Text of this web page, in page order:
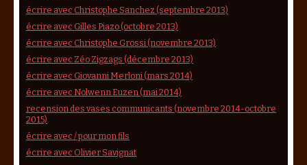
écrire avec Christophe Sanchez (septembre 2013)
écrire avec Gilles Piazo (octobre 2013)
écrire avec Christophe Grossi (novembre 2013)
écrire avec Zéo Zigzags (décembre 2013)
écrire avec Giovanni Merloni (mars 2014)
écrire avec Nolwenn Euzen (mai 2014)
recension des vases communicants (novembre 2014-octobre
2015)
écrire avec / pour mon fils
écrire avec Olivier Savignat